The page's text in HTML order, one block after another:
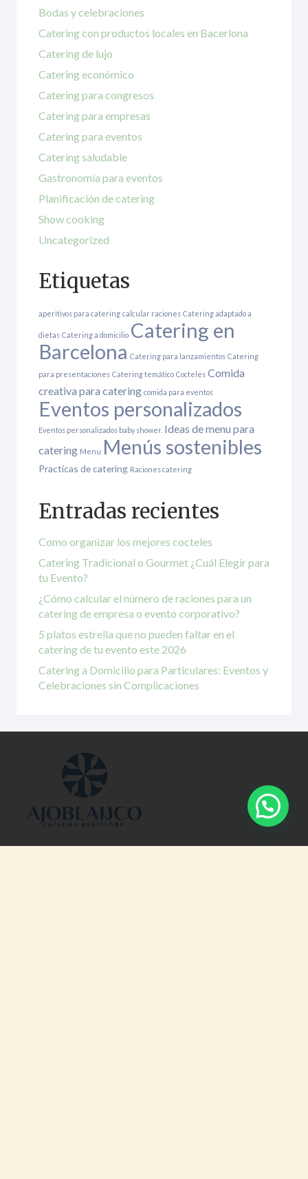
Bodas y celebraciones
Catering con productos locales en Bacerlona
Catering de lujo
Catering económico
Catering para congresos
Catering para empresas
Catering para eventos
Catering saludable
Gastronomía para eventos
Planificación de catering
Show cooking
Uncategorized
Etiquetas
aperitivos para catering calcular raciones Catering adaptado a
dietas Catering a domicilio Catering en
Barcelona Catering para lanzamientos Catering
para presentaciones Catering temático Cocteles Comida
creativa para catering comida para eventos
Eventos personalizados
Eventos personalizados baby shower. Ideas de menu para
catering Menu Menús sostenibles
Practicas de catering Raciones catering
Entradas recientes
Como organizar los mejores cocteles
Catering Tradicional o Gourmet ¿Cuál Elegir para
tu Evento?
¿Cómo calcular el número de raciones para un
catering de empresa o evento corporativo?
5 platos estrella que no pueden faltar en el
catering de tu evento este 2026
Catering a Domicilio para Particulares: Eventos y
Celebraciones sin Complicaciones
Ofrecemos servicio de catering en toda Cataluña para todo